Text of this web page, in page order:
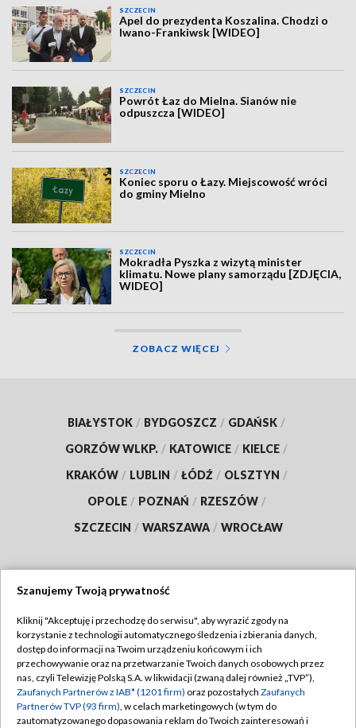
SZCZECIN
Apel do prezydenta Koszalina. Chodzi o
Iwano-Frankiwsk [WIDEO]
SZCZECIN
Powrót Łaz do Mielna. Sianów nie
odpuszcza [WIDEO]
SZCZECIN
Koniec sporu o Łazy. Miejscowość wróci
do gminy Mielno
SZCZECIN
Mokradła Pyszka z wizytą minister
klimatu. Nowe plany samorządu [ZDJĘCIA,
WIDEO]
ZOBACZ WIĘCEJ
BIAŁYSTOK / BYDGOSZCZ / GDAŃSK /
GORZÓW WLKP. / KATOWICE / KIELCE /
KRAKÓW / LUBLIN / ŁÓDŹ / OLSZTYN /
OPOLE / POZNAŃ / RZESZÓW /
SZCZECIN / WARSZAWA / WROCŁAW
TVP
Abonament TVP
Emisja w TVP
Centrum informacji TVP
Regulamin TVP
Polityka prywatności
Moje zgody
Szanujemy Twoją prywatność
Kliknij "Akceptuję i przechodzę do serwisu", aby wyrazić zgody na
korzystanie z technologii automatycznego śledzenia i zbierania danych,
dostęp do informacji na Twoim urządzeniu końcowym i ich
przechowywanie oraz na przetwarzanie Twoich danych osobowych przez
nas, czyli Telewizję Polską S.A. w likwidacji (zwaną dalej również „TVP”),
Zaufanych Partnerów z IAB* (1201 firm) oraz pozostałych Zaufanych
Partnerów TVP (93 firm), w celach marketingowych (w tym do
zautomatyzowanego dopasowania reklam do Twoich zainteresowań i